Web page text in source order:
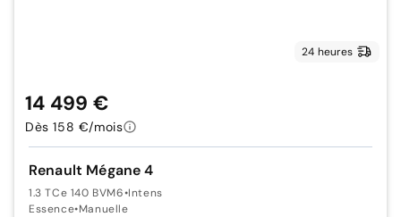
24 heures
Renault Mégane 4
1.3 TCe 140 BVM6•Intens
Essence•Manuelle
14 499 €
Dès 158 €/mois